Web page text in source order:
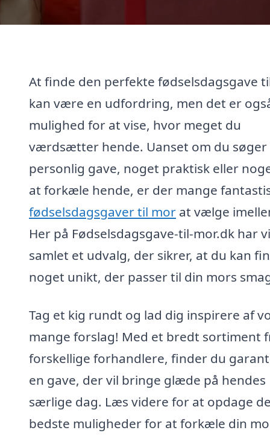
At finde den perfekte fødselsdagsgave
kan være en udfordring, men det er
mulighed for at vise, hvor meget du
værdsætter hende. Uanset om du søger
personlig gave, noget praktisk eller
at forkæle hende, er der mange
fødselsdagsgaver til mor at vælge
Her på Fødselsdagsgave-til-mor.dk har vi
samlet et udvalg, der sikrer, at du kan
noget unikt, der passer til din mors
Tag et kig rundt og lad dig inspirere af
mange forslag! Med et bredt sortiment
forskellige forhandlere, finder du
en gave, der vil bringe glæde på hendes
særlige dag. Læs videre for at opdage de
bedste muligheder for at forkæle din